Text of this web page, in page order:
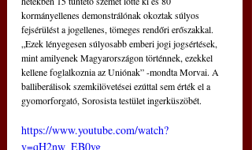
kormányellenes demonstrálónak okoztak súlyos
fejsérülést a jogellenes, tömeges rendőri erőszakkal.
„Ezek lényegesen súlyosabb emberi jogi jogsértések,
mint amilyenek Magyarországon történnek, ezekkel
kellene foglalkoznia az Uniónak” -mondta Morvai. A
balliberálisok szemkilövetései ezúttal sem érték el a
gyomorforgató, Sorosista testület ingerküszöbét.
https://www.youtube.com/watch?
v=qH2nw_EB0vg